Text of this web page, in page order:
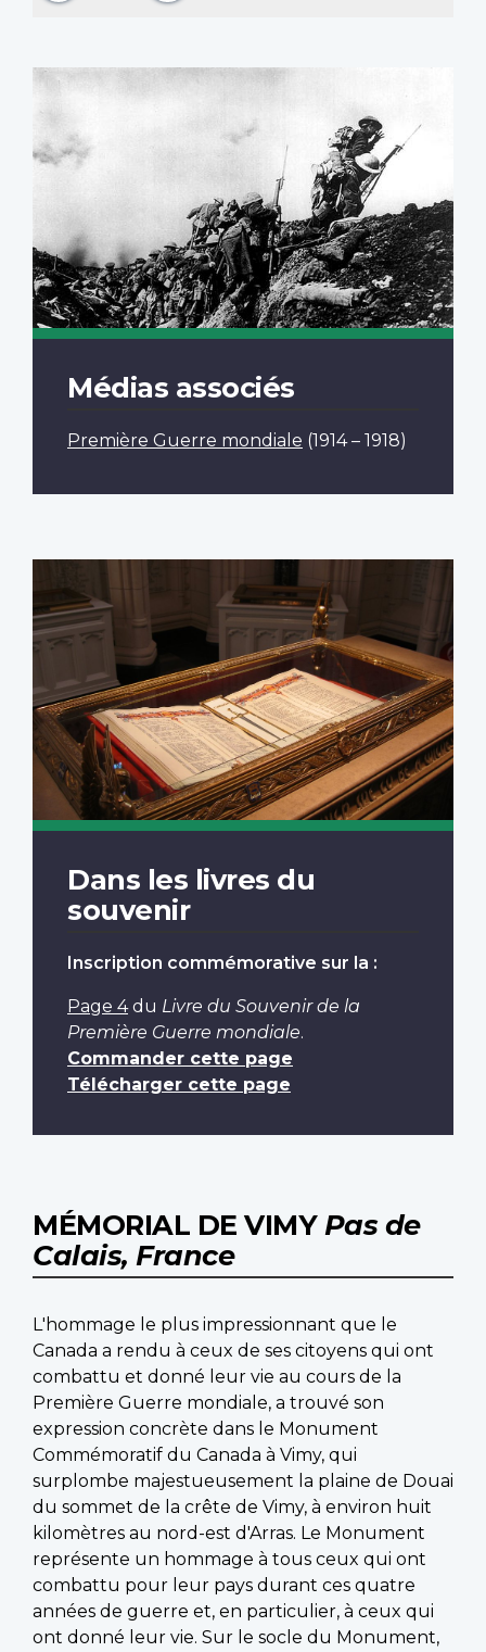
Médias associés
Première Guerre mondiale (1914 – 1918)
Dans les livres du
souvenir
Inscription commémorative sur la :
Page 4du Livre du Souvenir de la
Première Guerre mondiale.
Commander cette page
Télécharger cette page
MÉMORIAL DE VIMYPas de
Calais, France
L'hommage le plus impressionnant que le
Canada a rendu à ceux de ses citoyens qui ont
combattu et donné leur vie au cours de la
Première Guerre mondiale, a trouvé son
expression concrète dans le Monument
Commémoratif du Canada à Vimy, qui
surplombe majestueusement la plaine de Douai
du sommet de la crête de Vimy, à environ huit
kilomètres au nord-est d'Arras. Le Monument
représente un hommage à tous ceux qui ont
combattu pour leur pays durant ces quatre
années de guerre et, en particulier, à ceux qui
ont donné leur vie. Sur le socle du Monument,